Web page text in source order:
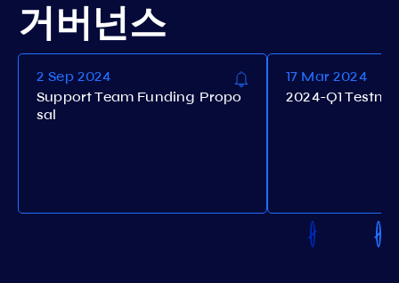
거버넌스
2 Sep 2024
Support Team Funding Propo
sal
17 Mar 2024
2024-Q1